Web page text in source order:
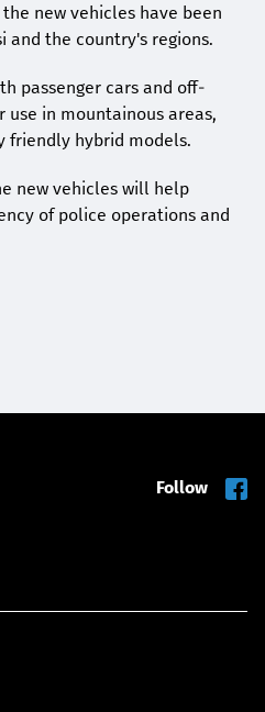
new vehicles have been
and the country's regions.
passenger cars and off-
use in mountainous areas,
friendly hybrid models.
new vehicles will help
of police operations and
Follow